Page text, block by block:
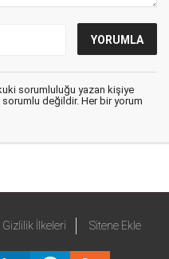
sorumluluğu yazan kişiye
değildir. Her bir yorum
Gizlilik İlkeleri Sitene Ekle